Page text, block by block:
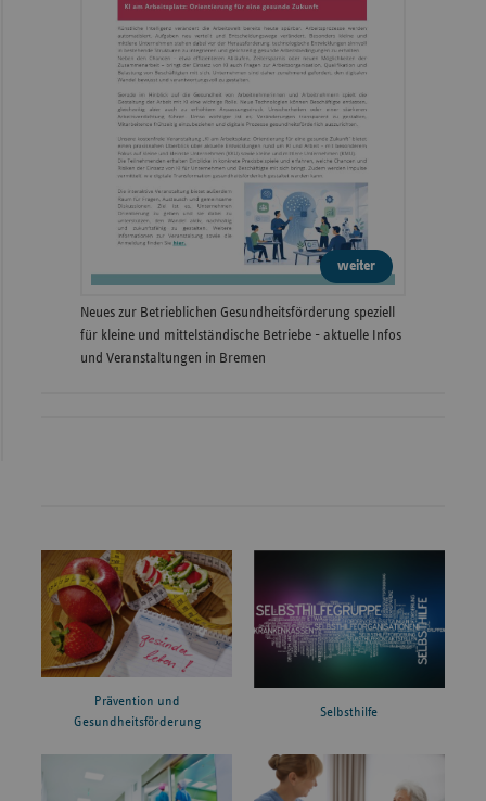
weiter
Neues zur Betrieblichen Gesundheitsförderung speziell
für kleine und mittelständische Betriebe - aktuelle Infos
und Veranstaltungen in Bremen
Prävention und
Gesundheitsförderung
Selbsthilfe